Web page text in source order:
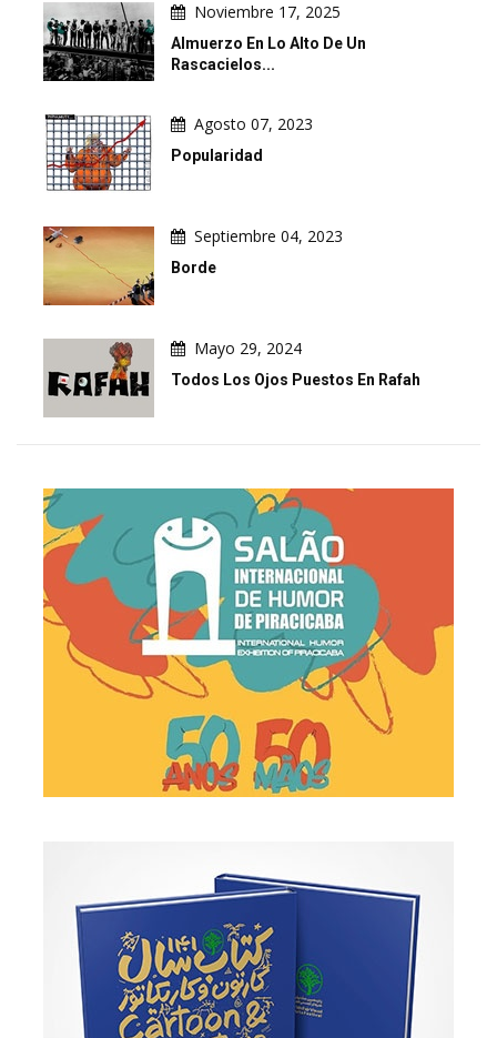
Noviembre 17, 2025
Almuerzo En Lo Alto De Un
Rascacielos...
Agosto 07, 2023
Popularidad
Septiembre 04, 2023
Borde
Mayo 29, 2024
Todos Los Ojos Puestos En Rafah